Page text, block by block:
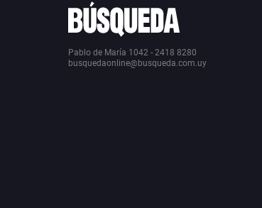
Pablo de María 1042 - 2418 8280
busquedaonline@busqueda.com.uy